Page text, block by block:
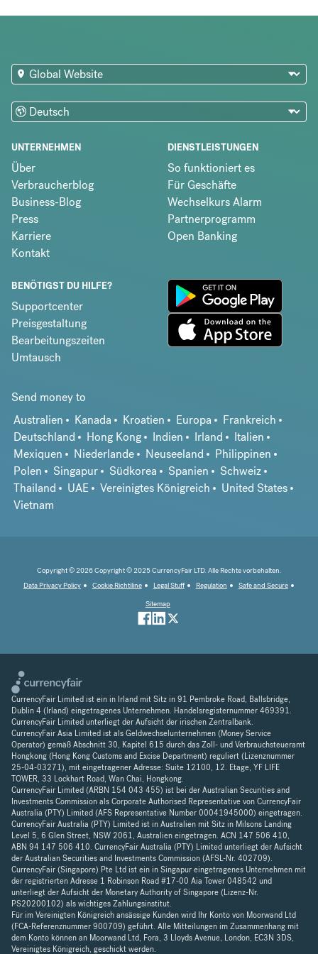
UNTERNEHMEN
Über
Verbraucherblog
Business-Blog
Press
Karriere
Kontakt
DIENSTLEISTUNGEN
So funktioniert es
Für Geschäfte
Wechselkurs Alarm
Partnerprogramm
Open Banking
BENÖTIGST DU HILFE?
Supportcenter
Preisgestaltung
Bearbeitungszeiten
Umtausch
Send money to
Australien
Kanada Kroatien Europa
Frankreich
Deutschland
Hong Kong Indien Irland
Italien
Mexiquen
Niederlande Neuseeland
Philippinen
Polen
Singapur Südkorea Spanien
Schweiz
Thailand
UAE Vereinigtes Königreich
United States
Vietnam
Copyright © 2026 Copyright © 2025 CurrencyFair LTD. Alle Rechte vorbehalten.
Data Privacy Policy
Cookie Richtiline Legal Stuff Regulation
Safe and Secure
Sitemap
CurrencyFair Limited ist ein in Irland mit Sitz in 91 Pembroke Road, Ballsbridge,
Dublin 4 (Irland) eingetragenes Unternehmen. Handelsregisternummer 469391.
CurrencyFair Limited unterliegt der Aufsicht der irischen Zentralbank.
CurrencyFair Asia Limited ist als Geldwechselunternehmen (Money Service
Operator) gemäß Abschnitt 30, Kapitel 615 durch das Zoll- und Verbrauchsteueramt
Hongkong (Hong Kong Customs and Excise Department) reguliert (Lizenznummer
25-04-03271), mit eingetragener Adresse: Suite 12100, 12. Etage, YF LIFE
TOWER, 33 Lockhart Road, Wan Chai, Hongkong.
CurrencyFair Limited (ARBN 154 043 455) ist bei der Australian Securities and
Investments Commission als Corporate Authorised Representative von CurrencyFair
Australia (PTY) Limited (AFS Representative Number 00041945000) eingetragen.
CurrencyFair Australia (PTY) Limited ist in Australien mit Sitz in Milsons Landing
Level 5, 6 Glen Street, NSW 2061, Australien eingetragen. ACN 147 506 410,
ABN 94 147 506 410. CurrencyFair Australia (PTY) Limited unterliegt der Aufsicht
der Australian Securities and Investments Commission (AFSL-Nr. 402709).
CurrencyFair (Singapore) Pte Ltd ist ein in Singapur eingetragenes Unternehmen mit
der registrierten Adresse 1 Robinson Road #17-00 Aia Tower 048542 und
unterliegt der Aufsicht der Monetary Authority of Singapore (Lizenz-Nr.
PS20200102) als wichtiges Zahlungsinstitut.
Für im Vereinigten Königreich ansässige Kunden wird Ihr Konto von Moorwand Ltd
(FCA-Referenznummer 900709) geführt. Alle Mitteilungen im Zusammenhang mit
dem Konto können an Moorwand Ltd, Fora, 3 Lloyds Avenue, London, EC3N 3DS,
Vereinigtes Königreich, geschickt werden.